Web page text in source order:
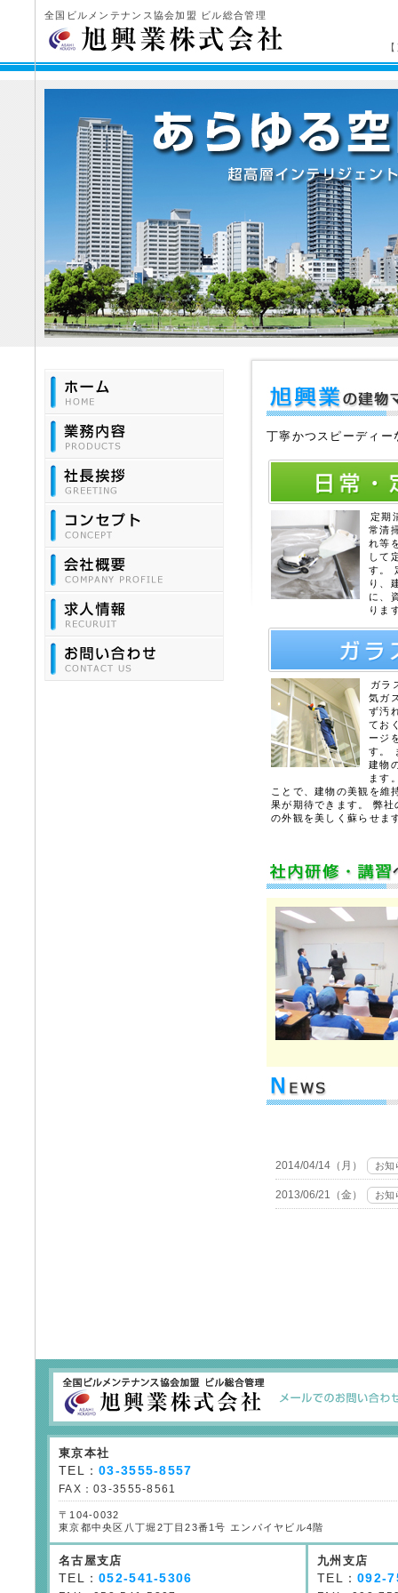
全国ビルメンテナンス協会加盟 ビル総合管理
丁寧かつスピーディ
定期
常清
れ等
して
す。
り、
に、
りま
ガラ
気ガ
ず汚
てお
ージ
す。
建物
ます
ことで、建物の美観を維
果が期待できます。 弊
の外観を美しく蘇らせま
東京本社
TEL：03-3555-8557
FAX：03-3555-8561
〒104-0032
東京都中央区八丁堀2丁目23番1号 エンパイヤビル4階
名古屋支店
TEL：052-541-5306
九州支店
TEL：092-